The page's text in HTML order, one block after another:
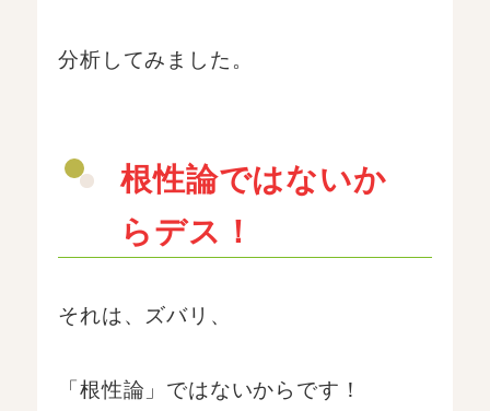
分析してみました。
根性論ではないか
らデス！
それは、ズバリ、
「根性論」ではないからです！